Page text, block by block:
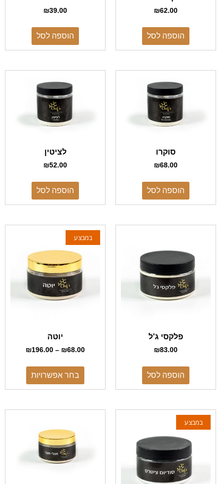
₪62.00
הוספה לסל
₪39.00
הוספה לסל
סוקרו
₪68.00
הוספה לסל
לציטין
₪52.00
הוספה לסל
פלקסי ג'ל
₪83.00
הוספה לסל
במבצע
יוטה
₪68.00
–
₪196.00
בחר אפשרויות
במבצע